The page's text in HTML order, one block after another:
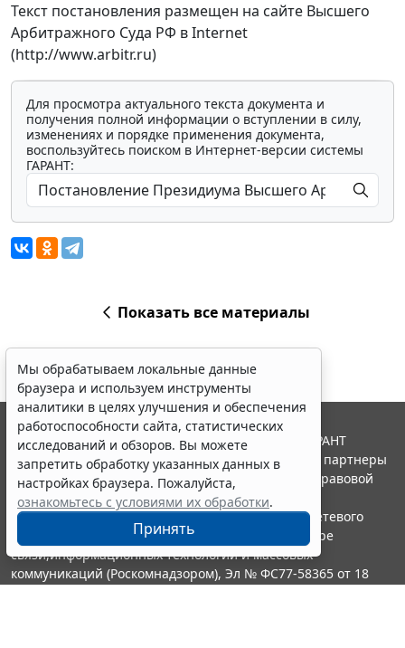
Текст постановления размещен на сайте Высшего
Арбитражного Суда РФ в Internet
(http://www.arbitr.ru)
Для просмотра актуального текста документа и
получения полной информации о вступлении в силу,
изменениях и порядке применения документа,
воспользуйтесь поиском в Интернет-версии системы
ГАРАНТ:
Показать все материалы
Мы обрабатываем локальные данные
браузера и используем инструменты
аналитики в целях улучшения и обеспечения
работоспособности сайта, статистических
исследований и обзоров. Вы можете
запретить обработку указанных данных в
настройках браузера. Пожалуйста,
ознакомьтесь с условиями их обработки.
Принять
© ООО "НПП "ГАРАНТ-СЕРВИС", 2026. Система ГАРАНТ
выпускается с 1990 года. Компания "Гарант" и ее партнеры
являются участниками Российской ассоциации правовой
информации ГАРАНТ.
Портал ГАРАНТ.РУ зарегистрирован в качестве сетевого
издания Федеральной службой по надзору в сфере
связи,информационных технологий и массовых
коммуникаций (Роскомнадзором), Эл № ФС77-58365 от 18